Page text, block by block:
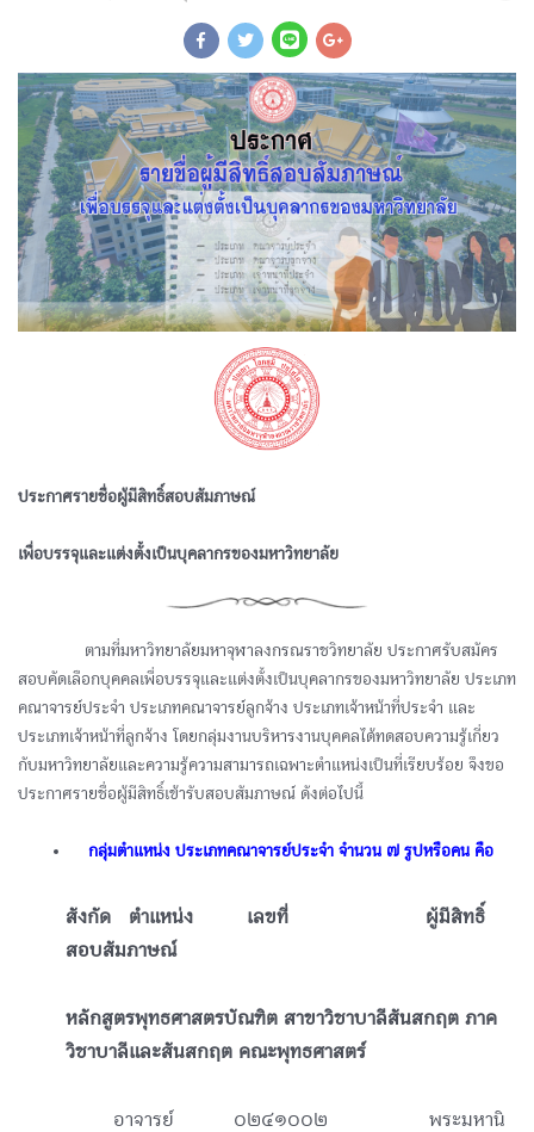
ประกาศรายชื่อผู้มีสิทธิ์สอบสัมภาษณ์
เพื่อบรรจุและแต่งตั้งเป็นบุคลากรของมหาวิทยาลัย
ᅠᅠᅠᅠตามที่มหาวิทยาลัยมหาจุฬาลงกรณราชวิทยาลัย ประกาศรับสมัคร
สอบคัดเลือกบุคคลเพื่อบรรจุและแต่งตั้งเป็นบุคลากรของมหาวิทยาลัย ประเภท
คณาจารย์ประจำ ประเภทคณาจารย์ลูกจ้าง ประเภทเจ้าหน้าที่ประจำ และ
ประเภทเจ้าหน้าที่ลูกจ้าง โดยกลุ่มงานบริหารงานบุคคลได้ทดสอบความรู้เกี่ยว
กับมหาวิทยาลัยและความรู้ความสามารถเฉพาะตำแหน่งเป็นที่เรียบร้อย จึงขอ
ประกาศรายชื่อผู้มีสิทธิ์เข้ารับสอบสัมภาษณ์ ดังต่อไปนี้
ᅠกลุ่มตำแหน่ง ประเภทคณาจารย์ประจำ จำนวน ๗ รูปหรือคน คือ
สังกัด ตำแหน่ง เลขที่ ผู้มีสิทธิ์
สอบสัมภาษณ์
หลักสูตรพุทธศาสตรบัณฑิต สาขาวิชาบาลีสันสกฤต ภาค
วิชาบาลีและสันสกฤต คณะพุทธศาสตร์
อาจารย์ ๐๒๔๑๐๐๒ พระมหานิ